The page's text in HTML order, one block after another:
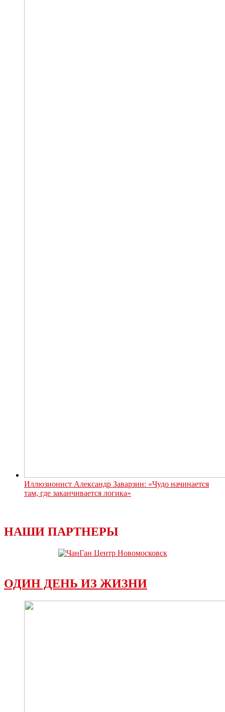
Иллюзионист Александр Заварзин: «Чудо начинается
там, где заканчивается логика»
НАШИ ПАРТНЕРЫ
ОДИН ДЕНЬ ИЗ ЖИЗНИ